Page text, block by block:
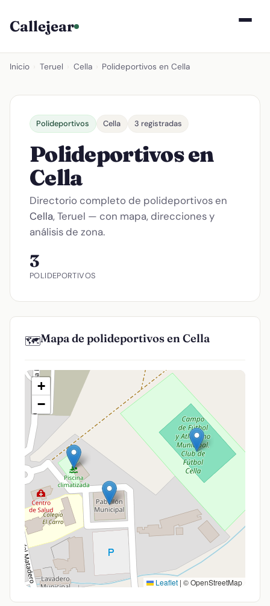
Callejear
Inicio Teruel Cella Polideportivos en Cella
Polideportivos Cella 3 registradas
Polideportivos en
Cella
Directorio completo de polideportivos en
Cella, Teruel — con mapa, direcciones y
análisis de zona.
3
POLIDEPORTIVOS
🗺️Mapa de polideportivos en Cella
+
−
Leaflet | © OpenStreetMap